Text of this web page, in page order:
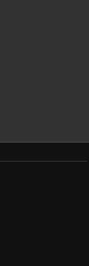
нь шамдан суралц.(Нельсон